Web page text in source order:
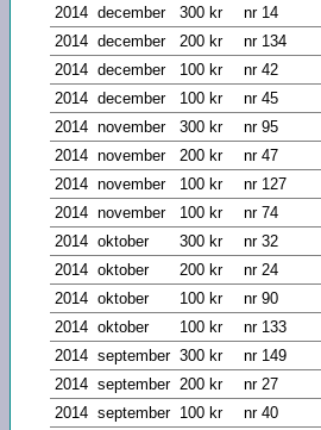
2014 december 300 kr
nr 14
2014 december 200 kr
nr 134
2014 december 100 kr
nr 42
2014 december 100 kr
nr 45
2014 november 300 kr
nr 95
2014 november 200 kr
nr 47
2014 november 100 kr
nr 127
2014 november 100 kr
nr 74
2014 oktober 300 kr
nr 32
2014 oktober 200 kr
nr 24
2014 oktober 100 kr
nr 90
2014 oktober 100 kr
nr 133
2014 september 300 kr
nr 149
2014 september 200 kr
nr 27
2014 september 100 kr
nr 40